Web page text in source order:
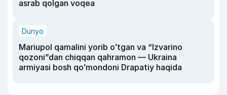
asrab qolgan voqea
Dunyo
Mariupol qamalini yorib oʻtgan va “Izvarino
qozoni”dan chiqqan qahramon — Ukraina
armiyasi bosh qoʻmondoni Drapatiy haqida